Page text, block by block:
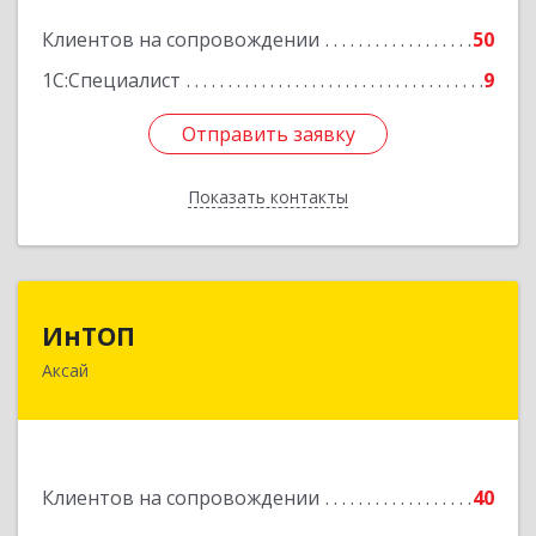
Клиентов на сопровождении
50
1С:Специалист
9
Отправить заявку
Показать контакты
Отправить заявку
Назад
ИнТОП
Аксай
Клиентов на сопровождении 40
344000, Ростов-на-Дону г, Буденновский пр-кт,